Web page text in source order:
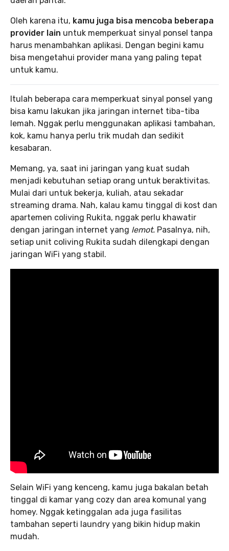
Oleh karena itu, kamu juga bisa mencoba beberapa
provider lain untuk memperkuat sinyal ponsel tanpa
harus menambahkan aplikasi. Dengan begini kamu
bisa mengetahui provider mana yang paling tepat
untuk kamu.
Itulah beberapa cara memperkuat sinyal ponsel yang
bisa kamu lakukan jika jaringan internet tiba-tiba
lemah. Nggak perlu menggunakan aplikasi tambahan,
kok, kamu hanya perlu trik mudah dan sedikit
kesabaran.
Memang, ya, saat ini jaringan yang kuat sudah
menjadi kebutuhan setiap orang untuk beraktivitas.
Mulai dari untuk bekerja, kuliah, atau sekadar
streaming drama. Nah, kalau kamu tinggal di kost dan
apartemen coliving Rukita, nggak perlu khawatir
dengan jaringan internet yang lemot. Pasalnya, nih,
setiap unit coliving Rukita sudah dilengkapi dengan
jaringan WiFi yang stabil.
Selain WiFi yang kenceng, kamu juga bakalan betah
tinggal di kamar yang cozy dan area komunal yang
homey. Nggak ketinggalan ada juga fasilitas
tambahan seperti laundry yang bikin hidup makin
mudah.